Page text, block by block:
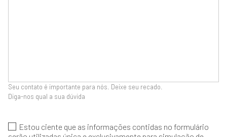
Seu contato é importante para nós. Deixe seu recado.
Diga-nos qual a sua dúvida
Estou ciente que as informações contidas no formulário